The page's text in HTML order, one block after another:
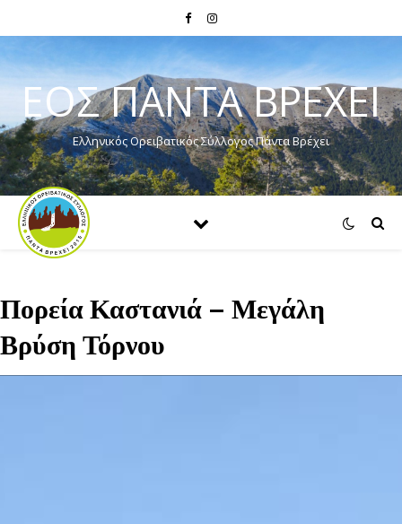
ΕΟΣ ΠΑΝΤΑ ΒΡΕΧΕΙ
Ελληνικός Ορειβατικός Σύλλογος Πάντα Βρέχει
Πορεία Καστανιά – Μεγάλη
Βρύση Τόρνου